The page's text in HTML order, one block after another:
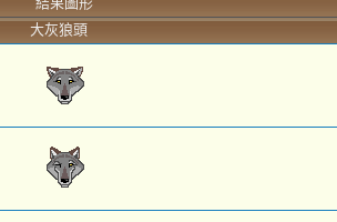
結果圖形
大灰狼頭